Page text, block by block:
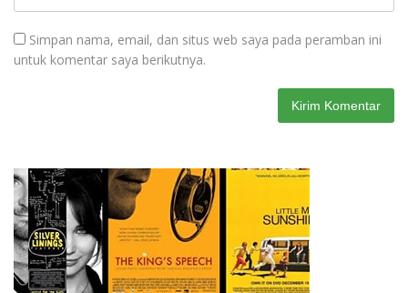
Simpan nama, email, dan situs web saya pada peramban ini
untuk komentar saya berikutnya.